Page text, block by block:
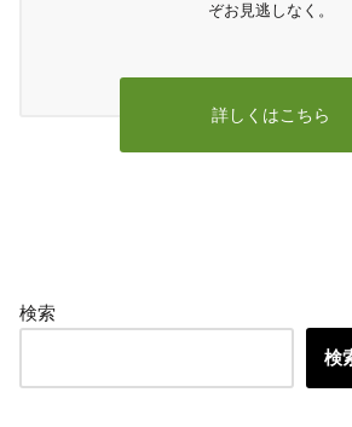
ぞお見逃しなく。
詳しくはこちら
検索
検